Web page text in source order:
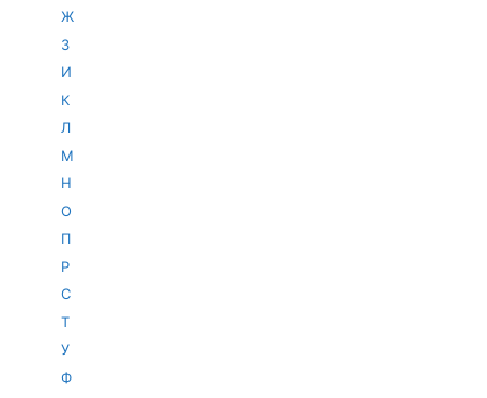
Ж
З
И
К
Л
М
Н
О
П
Р
С
Т
У
Ф